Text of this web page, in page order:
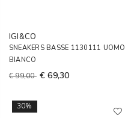
IGI&CO
SNEAKERS BASSE 1130111 UOMO
BIANCO
€ 99,00 € 69,30
30%